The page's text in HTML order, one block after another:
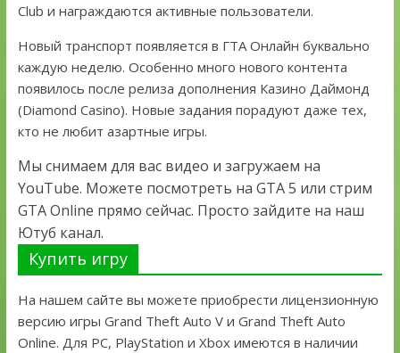
Club и награждаются активные пользователи.
Новый транспорт появляется в ГТА Онлайн буквально
каждую неделю. Особенно много нового контента
появилось после релиза дополнения Казино Даймонд
(Diamond Casino). Новые задания порадуют даже тех,
кто не любит азартные игры.
Мы снимаем для вас видео и загружаем на
YouTube. Можете посмотреть на GTA 5 или стрим
GTA Online прямо сейчас. Просто зайдите на наш
Ютуб канал.
Купить игру
На нашем сайте вы можете приобрести лицензионную
версию игры Grand Theft Auto V и Grand Theft Auto
Online. Для PC, PlayStation и Xbox имеются в наличии